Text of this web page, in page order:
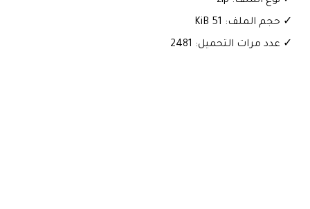
✓ حجم الملف: 51 KiB
✓ عدد مرات التحميل: 2481